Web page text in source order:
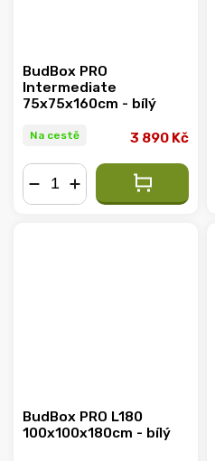
BudBox PRO
Intermediate
75x75x160cm - bílý
Na cestě 3 890 Kč
BudBox PRO L180
100x100x180cm - bílý